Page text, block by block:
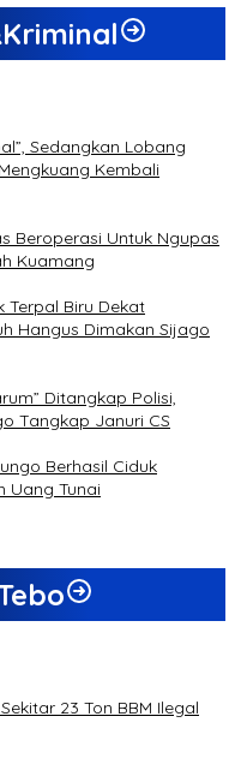
Sedangkan Lobang
Kembali
Beroperasi Untuk Ngupas
Kuamang
Terpal Biru Dekat
Hangus Dimakan Sijago
Ditangkap Polisi,
Tangkap Januri CS
Berhasil Ciduk
Uang Tunai
23 Ton BBM Ilegal